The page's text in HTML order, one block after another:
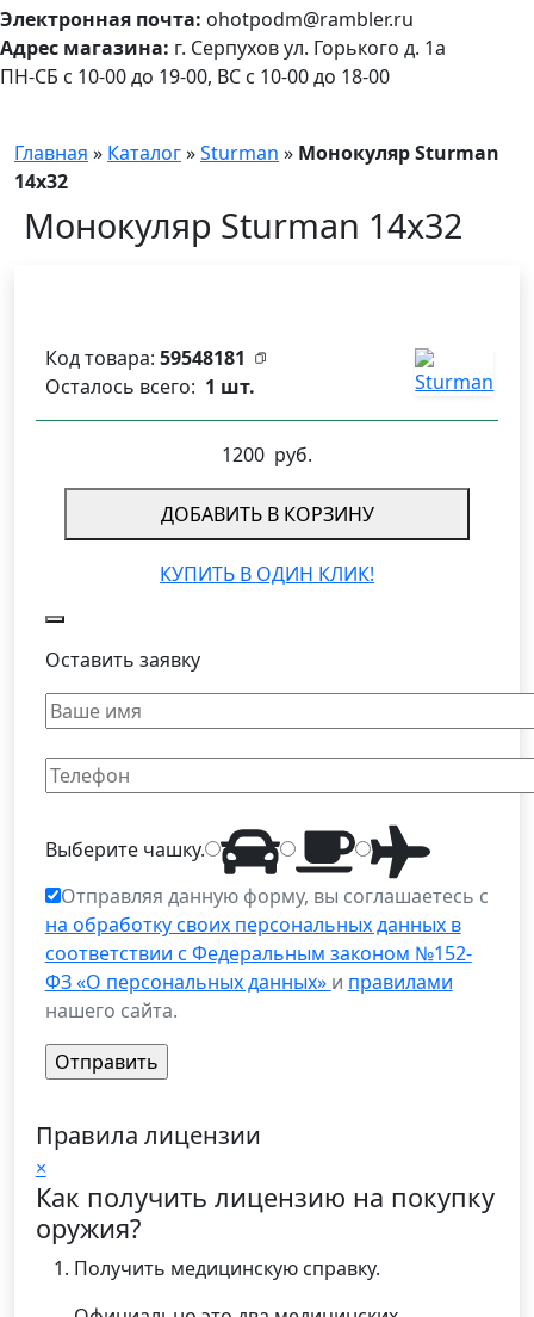
ПН-СБ с 10-00 до 19-00, ВС с 10-00 до 18-00
Электронная почта: ohotpodm@rambler.ru
Адрес магазина: г. Серпухов ул. Горького д. 1а
Главная » Каталог»Sturman » Монокуляр Sturman
14х32
Монокуляр Sturman 14х32
Код товара: 59548181
Осталось всего: 1 шт.
1200 руб.
ДОБАВИТЬ В КОРЗИНУ
КУПИТЬ В ОДИН КЛИК!
Оставить заявку
Выберитечашку.
Отправляя данную форму, вы соглашаетесь с
на обработку своих персональных данных в
соответствии с Федеральным законом №152-
ФЗ «О персональных данных» и правилами
нашего сайта.
Правила лицензии
×
Как получить лицензию на покупку
оружия?
Получить медицинскую справку.